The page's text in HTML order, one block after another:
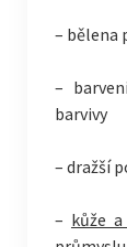
– bělena
–
barvivy
– dražší
– kůže